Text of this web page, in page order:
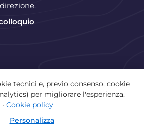
Istituto Paritario Lorenzo
di Stabia | Powered by
Valla
tecnici e, previo consenso, cookie
per migliorare l'esperienza.
· Cookie policy
Personalizza